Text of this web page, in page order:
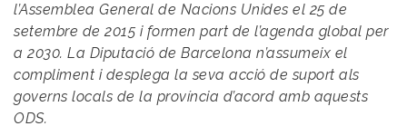
l’Assemblea General de Nacions Unides el 25 de
setembre de 2015 i formen part de l’agenda global per
a 2030. La Diputació de Barcelona n’assumeix el
compliment i desplega la seva acció de suport als
governs locals de la província d’acord amb aquests
ODS.